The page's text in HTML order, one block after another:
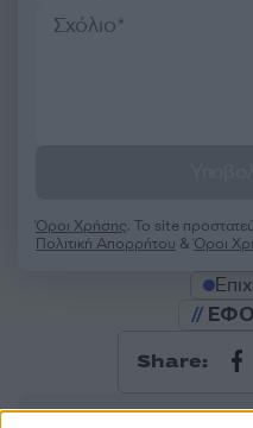
Όροι Χρήσης. Το site
Πολιτική Απορρήτου &Όροι
Share: